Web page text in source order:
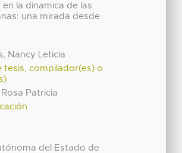
la dinamica de las
una mirada desde
Nancy Leticia
tesis, compilador(es) o
Patricia
del Estado de